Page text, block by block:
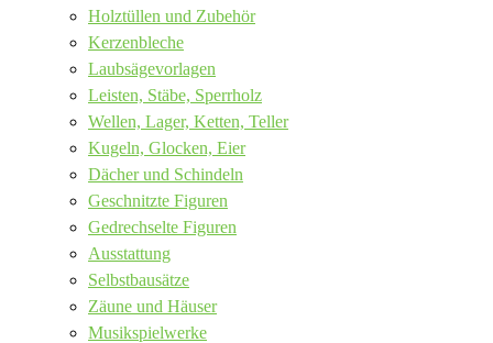
Holztüllen und Zubehör
Kerzenbleche
Laubsägevorlagen
Leisten, Stäbe, Sperrholz
Wellen, Lager, Ketten, Teller
Kugeln, Glocken, Eier
Dächer und Schindeln
Geschnitzte Figuren
Gedrechselte Figuren
Ausstattung
Selbstbausätze
Zäune und Häuser
Musikspielwerke